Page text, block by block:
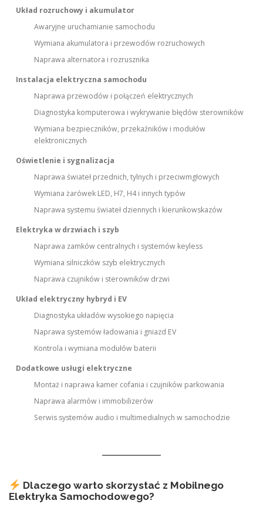
Układ rozruchowy i akumulator
Awaryjne uruchamianie samochodu
Wymiana akumulatora i przewodów rozruchowych
Naprawa alternatora i rozrusznika
Instalacja elektryczna samochodu
Naprawa przewodów i połączeń elektrycznych
Diagnostyka komputerowa i wykrywanie błędów sterowników
Wymiana bezpieczników, przekaźników i modułów
elektronicznych
Oświetlenie i sygnalizacja
Naprawa świateł przednich, tylnych i przeciwmgłowych
Wymiana żarówek LED, H7, H4 i innych typów
Naprawa systemu świateł dziennych i kierunkowskazów
Elektryka w drzwiach i szyb
Naprawa zamków centralnych i systemów keyless
Wymiana silniczków szyb elektrycznych
Naprawa czujników i sterowników drzwi
Układ elektryczny hybryd i EV
Diagnostyka układów wysokiego napięcia
Naprawa systemów ładowania i gniazd EV
Kontrola i wymiana modułów baterii
Dodatkowe usługi elektryczne
Montaż i naprawa kamer cofania i czujników parkowania
Naprawa alarmów i immobilizerów
Serwis systemów audio i multimedialnych w samochodzie
Dlaczego warto skorzystać z Mobilnego
Elektryka Samochodowego?